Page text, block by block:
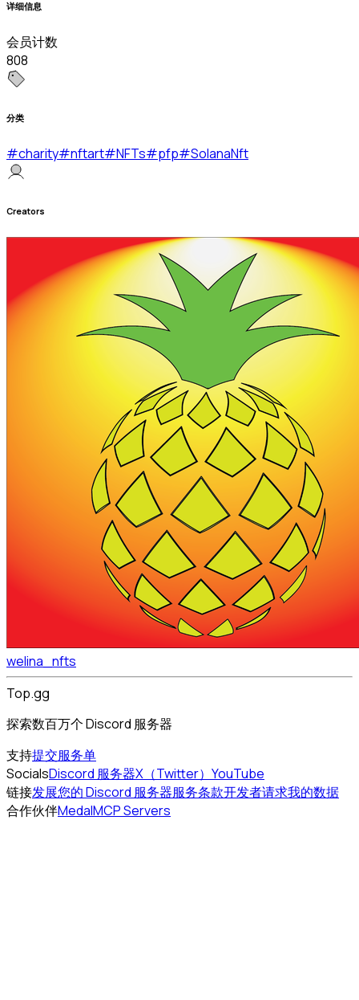
详细信息
会员计数
808
分类
#charity#nftart#NFTs#pfp#SolanaNft
Creators
welina_nfts
Top.gg
探索数百万个 Discord 服务器
支持提交服务单
SocialsDiscord 服务器X（Twitter） YouTube
链接发展您的 Discord 服务器服务条款开发者请求我的数据
合作伙伴MedalMCP Servers